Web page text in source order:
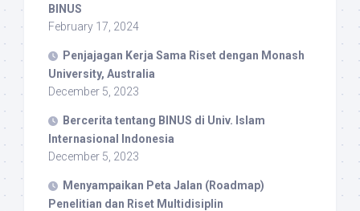
BINUS
February 17, 2024
Penjajagan Kerja Sama Riset dengan Monash
University, Australia
December 5, 2023
Bercerita tentang BINUS di Univ. Islam
Internasional Indonesia
December 5, 2023
Menyampaikan Peta Jalan (Roadmap)
Penelitian dan Riset Multidisiplin